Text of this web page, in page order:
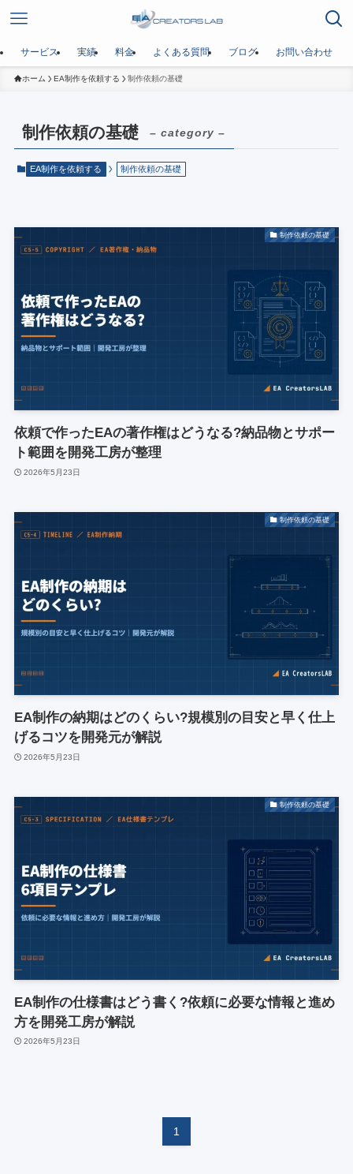
サービス 実績 料金 よくある質問 ブログ お問い合わせ
ホーム EA制作を依頼する 制作依頼の基礎
制作依頼の基礎 – category –
EA制作を依頼する 制作依頼の基礎
制作依頼の基礎
依頼で作ったEAの著作権はどうなる?納品物とサポー
ト範囲を開発工房が整理
2026年5月23日
制作依頼の基礎
EA制作の納期はどのくらい?規模別の目安と早く仕上
げるコツを開発元が解説
2026年5月23日
制作依頼の基礎
EA制作の仕様書はどう書く?依頼に必要な情報と進め
方を開発工房が解説
2026年5月23日
1